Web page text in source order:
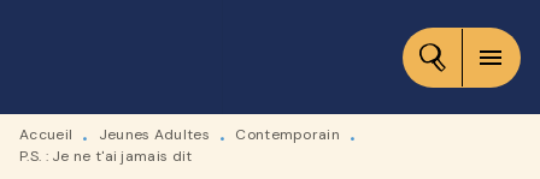
CONTENU
menu
Accueil • Jeunes Adultes • Contemporain
•
P.S. : Je ne t'ai jamais dit